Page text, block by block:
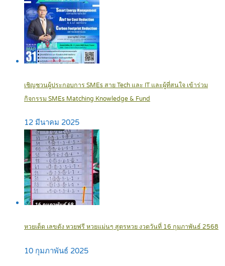
เชิญชวนผู้ประกอบการ SMEs สาย Tech และ IT และผู้ที่สนใจ เข้าร่วม
กิจกรรม SMEs Matching Knowledge & Fund
12 มีนาคม 2025
หวยเด็ด เลขดัง หวยฟรี หวยแม่นๆ สูตรหวย งวดวันที่ 16 กุมภาพันธ์ 2568
10 กุมภาพันธ์ 2025